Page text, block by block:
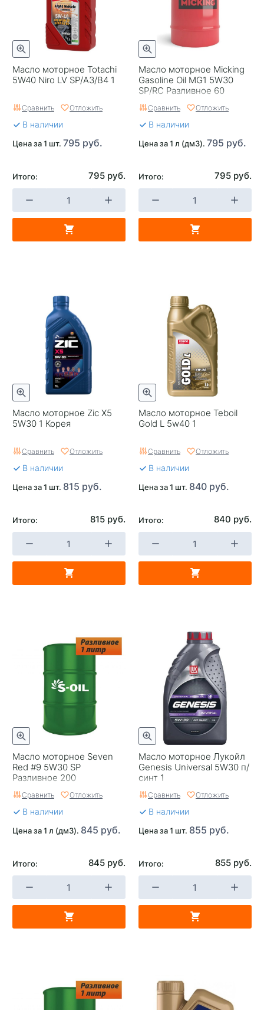
Масло моторное Totachi
5W40 Niro LV SP/A3/B4 1
Сравнить Отложить
В наличии
Цена за 1 шт. 795 руб.
Итого: 795 руб.
Масло моторное Micking
Gasoline Oil MG1 5W30
SP/RC Разливное 60
Сравнить Отложить
В наличии
Цена за 1 л (дм3). 795 руб.
Итого: 795 руб.
Масло моторное Zic X5
5W30 1 Корея
Сравнить Отложить
В наличии
Цена за 1 шт. 815 руб.
Итого: 815 руб.
Масло моторное Teboil
Gold L 5w40 1
Сравнить Отложить
В наличии
Цена за 1 шт. 840 руб.
Итого: 840 руб.
Масло моторное Seven
Red #9 5W30 SP
Разливное 200
Сравнить Отложить
В наличии
Цена за 1 л (дм3). 845 руб.
Итого: 845 руб.
Масло моторное Лукойл
Genesis Universal 5W30 п/
синт 1
Сравнить Отложить
В наличии
Цена за 1 шт. 855 руб.
Итого: 855 руб.